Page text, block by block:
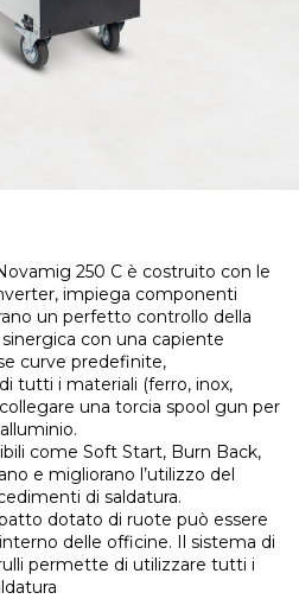
250 C è costruito con le
impiega componenti
un perfetto controllo della
con una capiente
curve predefinite,
tutti i materiali (ferro, inox,
una torcia spool gun per
come Soft Start, Burn Back,
e migliorano l’utilizzo del
di saldatura.
dotato di ruote può essere
delle officine. Il sistema di
permette di utilizzare tutti i